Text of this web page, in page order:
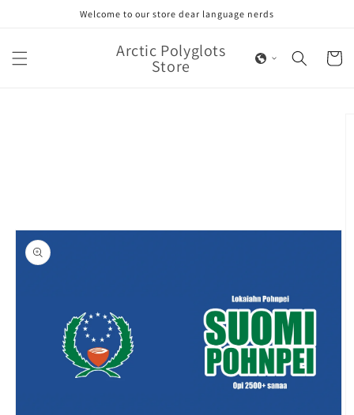
Welcome to our store dear language nerds
Arctic Polyglots
Store Cart